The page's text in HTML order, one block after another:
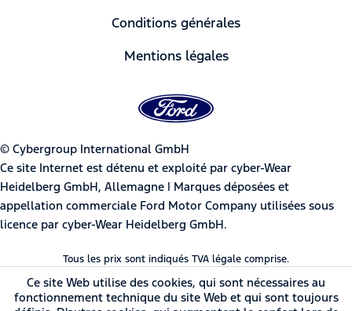
Conditions générales
Mentions légales
© Cybergroup International GmbH
Ce site Internet est détenu et exploité par cyber-Wear
Heidelberg GmbH, Allemagne | Marques déposées et
appellation commerciale Ford Motor Company utilisées sous
licence par cyber-Wear Heidelberg GmbH.
Tous les prix sont indiqués TVA légale comprise.
Ce site Web utilise des cookies, qui sont nécessaires au
fonctionnement technique du site Web et qui sont toujours